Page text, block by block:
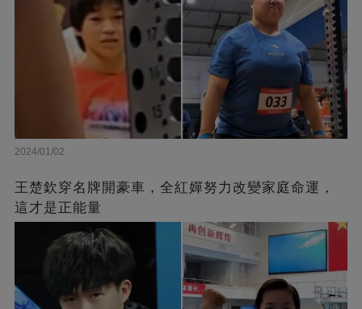
2024/01/02
王楚欽穿名牌開豪車，全紅嬋努力改變家庭命運，
這才是正能量